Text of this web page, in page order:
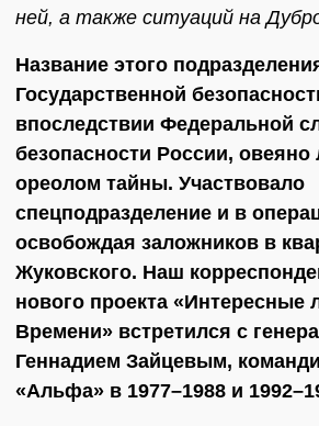
ней, а также ситуаций на
Название этого
Государственной
впоследствии Федеральной
безопасности России, овеяно
ореолом тайны. Участвовало
спецподразделение и в
освобождая заложников в
Жуковского. Наш
нового проекта «Интересные
Времени» встретился с
Геннадием Зайцевым,
«Альфа» в 1977–1988 и